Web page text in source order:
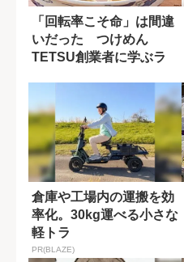
「回転率こそ命」は間違
いだった つけめん
TETSU創業者に学ぶラ
倉庫や工場内の運搬を効
率化。30kg運べる小さな
軽トラ
PR(BLAZE)